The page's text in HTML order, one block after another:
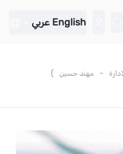
English عربي
- مهند حسين )